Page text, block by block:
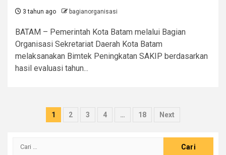
3 tahun ago bagianorganisasi
BATAM – Pemerintah Kota Batam melalui Bagian
Organisasi Sekretariat Daerah Kota Batam
melaksanakan Bimtek Peningkatan SAKIP berdasarkan
hasil evaluasi tahun...
Paginasi
1 2 3 4 … 18 Next
Cari